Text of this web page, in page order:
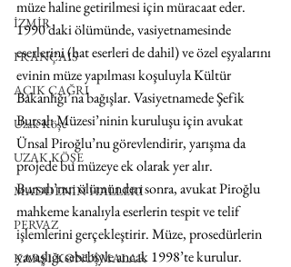
İZMİR
FRANÇAIS
AÇIK ÇAĞRI
Uzak Köşe
UZAK KÖŞE
MADDENİN HALLERİ
PERVAZ
KARŞI-KONUŞMALAR
müze haline getirilmesi için müracaat eder.
1990’daki ölümünde, vasiyetnamesinde
eserlerini (hat eserleri de dahil) ve özel eşyalarını
evinin müze yapılması koşuluyla Kültür
Bakanlığı’na bağışlar. Vasiyetnamede Şefik
Bursalı Müzesi’ninin kuruluşu için avukat
Ünsal Piroğlu’nu görevlendirir, yarışma da
projede bu müzeye ek olarak yer alır.
Bursalı’nın ölümünden sonra, avukat Piroğlu
mahkeme kanalıyla eserlerin tespit ve telif
işlemlerini gerçekleştirir. Müze, prosedürlerin
yavaşlığı sebebiyle ancak 1998’te kurulur.